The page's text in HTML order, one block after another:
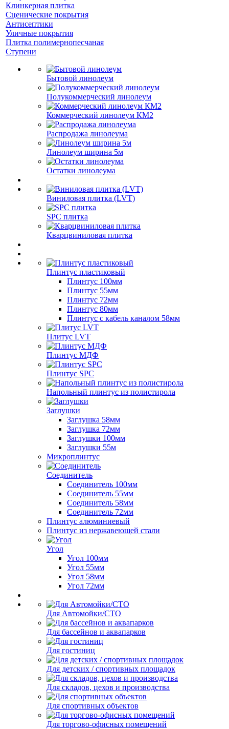
Клинкерная плитка
Сценические покрытия
Антисептики
Уличные покрытия
Плитка полимернопесчаная
Ступени
Бытовой линолеум
Полукоммерческий линолеум
Коммерческий линолеум КМ2
Распродажа линолеума
Линолеум ширина 5м
Остатки линолеума
Виниловая плитка (LVT)
SPC плитка
Кварцвиниловая плитка
Плинтус пластиковый
Плинтус 100мм
Плинтус 55мм
Плинтус 72мм
Плинтус 80мм
Плинтус с кабель каналом 58мм
Плитус LVT
Плинтус МДФ
Плинтус SPC
Напольный плинтус из полистирола
Заглушки
Заглушка 58мм
Заглушка 72мм
Заглушки 100мм
Заглушки 55м
Микроплинтус
Соединитель
Соединитель 100мм
Соединитель 55мм
Соединитель 58мм
Соединитель 72мм
Плинтус алюминиевый
Плинтус из нержавеющей стали
Угол
Угол 100мм
Угол 55мм
Угол 58мм
Угол 72мм
Для Автомойки/СТО
Для бассейнов и аквапарков
Для гостиниц
Для детских / спортивных площадок
Для складов, цехов и производства
Для спортивных объектов
Для торгово-офисных помещений